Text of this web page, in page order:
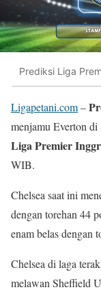
Prediksi Liga
Ligapetani.com–
menjamu Everton
Liga Premier
WIB.
Chelsea saat ini
dengan torehan 44
enam belas dengan
Chelsea di laga
melawan Sheffield